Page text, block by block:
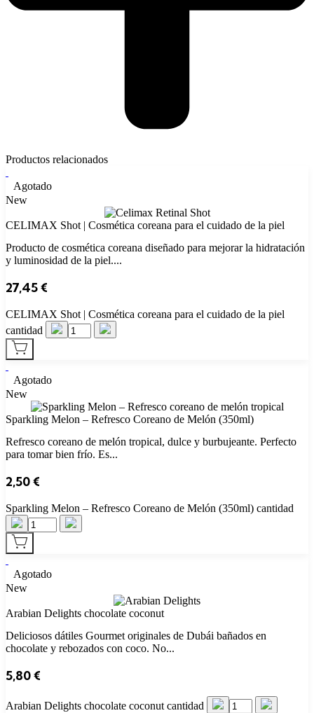
Productos relacionados
Agotado
New
CELIMAX Shot | Cosmética coreana para el cuidado de la piel
Producto de cosmética coreana diseñado para mejorar la hidratación
y luminosidad de la piel....
27,45€
CELIMAX Shot | Cosmética coreana para el cuidado de la piel
cantidad
Agotado
New
Sparkling Melon – Refresco Coreano de Melón (350ml)
Refresco coreano de melón tropical, dulce y burbujeante. Perfecto
para tomar bien frío. Es...
2,50€
Sparkling Melon – Refresco Coreano de Melón (350ml) cantidad
Agotado
New
Arabian Delights chocolate coconut
Deliciosos dátiles Gourmet originales de Dubái bañados en
chocolate y rebozados con coco. No...
5,80€
Arabian Delights chocolate coconut cantidad